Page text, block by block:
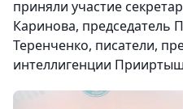
приняли участие
Каринова,
Теренченко, писатели,
интеллигенции